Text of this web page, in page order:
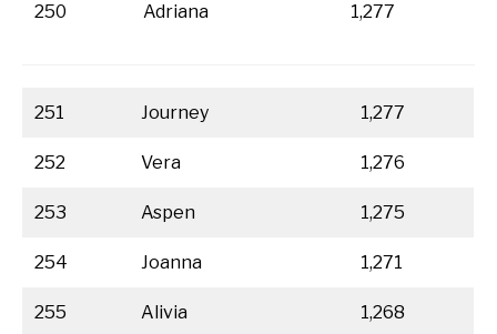
250 Adriana 1,277
251 Journey 1,277
252 Vera 1,276
253 Aspen 1,275
254 Joanna 1,271
255 Alivia 1,268